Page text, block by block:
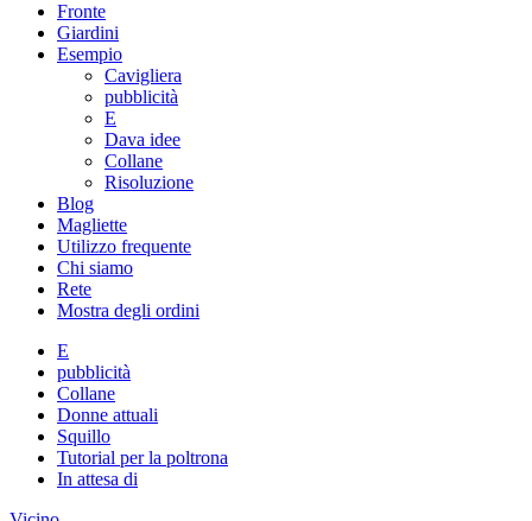
Fronte
Giardini
Esempio
Cavigliera
pubblicità
E
Dava idee
Collane
Risoluzione
Blog
Magliette
Utilizzo frequente
Chi siamo
Rete
Mostra degli ordini
E
pubblicità
Collane
Donne attuali
Squillo
Tutorial per la poltrona
In attesa di